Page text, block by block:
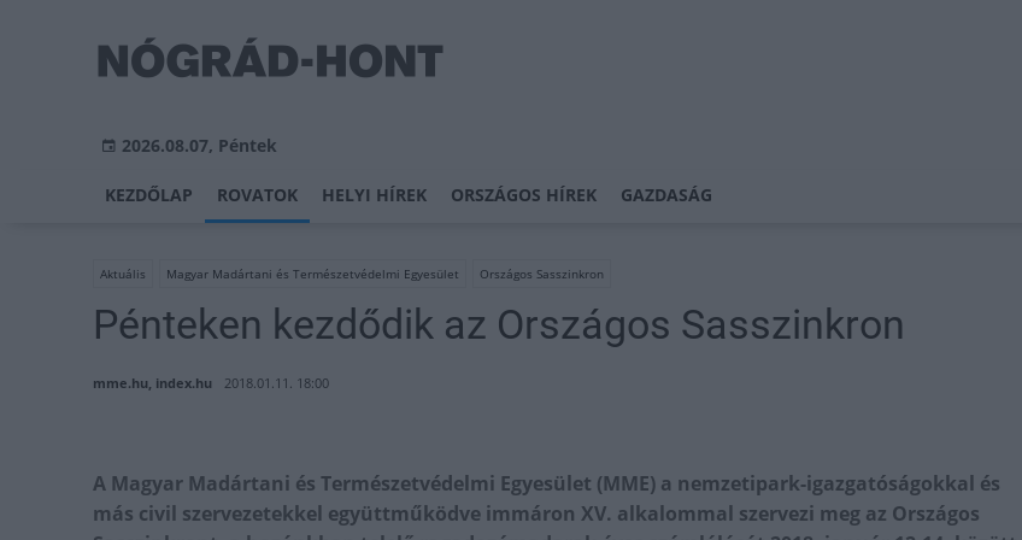
2026.08.07, Péntek
KEZDŐLAP ROVATOK HELYI HÍREK ORSZÁGOS HÍREK GAZDASÁG
Aktuális Magyar Madártani és Természetvédelmi Egyesület Országos Sasszinkron
Pénteken kezdődik az Országos Sasszinkron
mme.hu, index.hu 2018.01.11. 18:00
A Magyar Madártani és Természetvédelmi Egyesület (MME) a nemzetipark-igazgatóságokkal és
más civil szervezetekkel együttműködve immáron XV. alkalommal szervezi meg az Országos